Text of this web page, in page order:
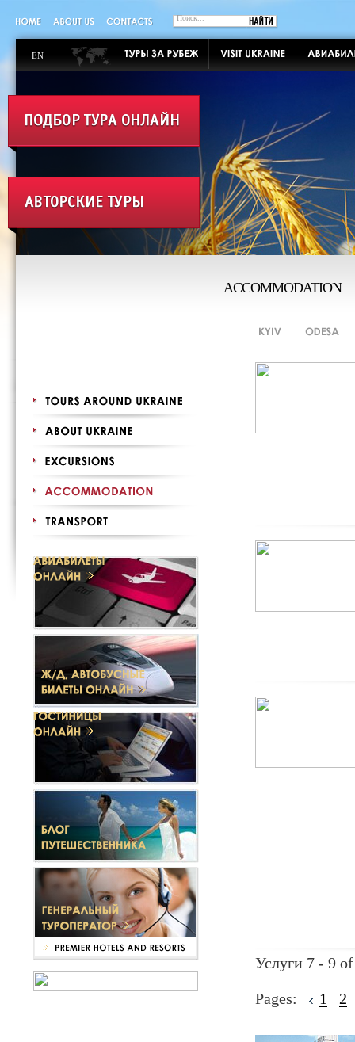
EN
ACCOMMODATION
Услуги 7 - 9
Pages: 1 2